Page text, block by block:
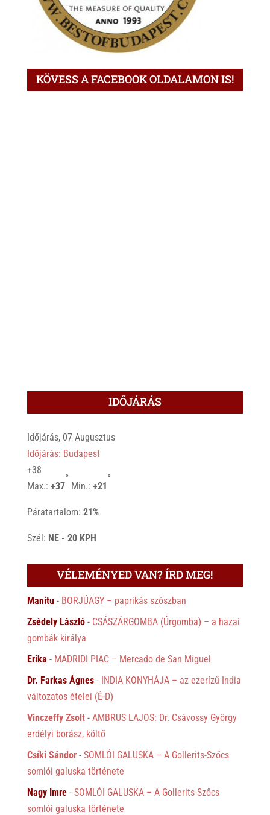
KÖVESS A FACEBOOK OLDALAMON IS!
IDŐJÁRÁS
Időjárás, 07 Augusztus
Időjárás: Budapest
+38
Max.: +37
°
Min.: +21
°
Páratartalom: 21%
Szél: NE - 20 KPH
VÉLEMÉNYED VAN? ÍRD MEG!
Manitu- BORJÚAGY – paprikás szószban
Zsédely László- CSÁSZÁRGOMBA (Úrgomba) – a hazai
gombák királya
Erika - MADRIDI PIAC – Mercado de San Miguel
Dr. Farkas Ágnes- INDIA KONYHÁJA – az ezerízű India
változatos ételei (É-D)
Vinczeffy Zsolt- AMBRUS LAJOS: Dr. Csávossy György
erdélyi borász, költő
Csíki Sándor- SOMLÓI GALUSKA – A Gollerits-Szőcs
somlói galuska története
Nagy Imre- SOMLÓI GALUSKA – A Gollerits-Szőcs
somlói galuska története